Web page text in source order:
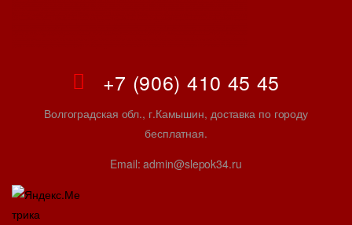
+7 (906) 410 45 45
Волгоградская обл., г.Камышин, доставка по городу
бесплатная.
Email: admin@slepok34.ru